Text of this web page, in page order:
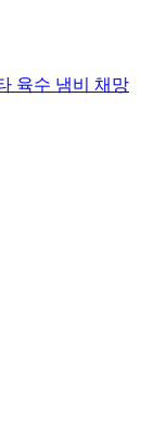
육수 냄비 채망